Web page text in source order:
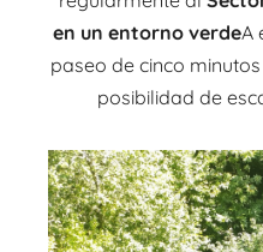
en un entorno verdeA
paseo de cinco
posibilidad de